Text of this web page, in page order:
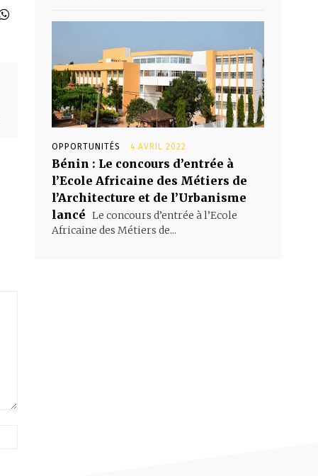
OPPORTUNITÉS 4 AVRIL 2022
Bénin : Le concours d’entrée à
l’Ecole Africaine des Métiers de
l’Architecture et de l’Urbanisme
lancé Le concours d’entrée à l’Ecole
Africaine des Métiers de...